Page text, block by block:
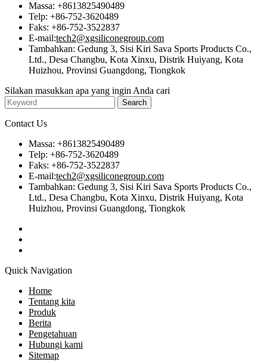
Massa: +8613825490489
Telp: +86-752-3620489
Faks: +86-752-3522837
E-mail:tech2@xgsiliconegroup.com
Tambahkan: Gedung 3, Sisi Kiri Sava Sports Products Co.,
Ltd., Desa Changbu, Kota Xinxu, Distrik Huiyang, Kota
Huizhou, Provinsi Guangdong, Tiongkok
Silakan masukkan apa yang ingin Anda cari
Contact Us
Massa: +8613825490489
Telp: +86-752-3620489
Faks: +86-752-3522837
E-mail:tech2@xgsiliconegroup.com
Tambahkan: Gedung 3, Sisi Kiri Sava Sports Products Co.,
Ltd., Desa Changbu, Kota Xinxu, Distrik Huiyang, Kota
Huizhou, Provinsi Guangdong, Tiongkok
Quick Navigation
Home
Tentang kita
Produk
Berita
Pengetahuan
Hubungi kami
Sitemap